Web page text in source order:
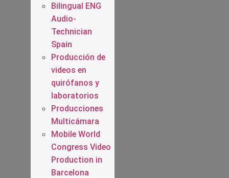
Bilingual ENG
Audio-
Technician
Spain
Producción de
videos en
quirófanos y
laboratorios
Producciones
Multicámara
Mobile World
Congress Video
Production in
Barcelona